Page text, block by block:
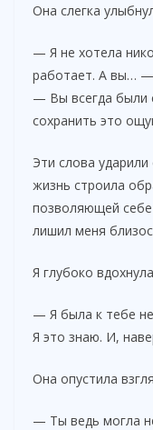
Она слегка
— Я не хотела
работает. А вы… —
— Вы всегда были
сохранить это
Эти слова
жизнь строила
позволяющей
лишил меня
Я глубоко
— Я была к тебе
Я это знаю. И,
Она опустила
— Ты ведь могла